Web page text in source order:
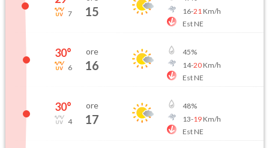
7 15
16-21 Km/h
Est NE
30°
6
ore
16
45%
14-20Km/h
Est NE
30°
4
ore
17
48%
13-19Km/h
Est NE